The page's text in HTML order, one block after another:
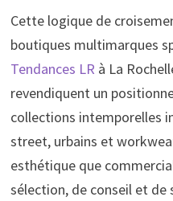
Cette logique de
boutiques multimarques
Tendances LR à La
revendiquent un
collections intemporelles
street, urbains et
esthétique que
sélection, de conseil et de